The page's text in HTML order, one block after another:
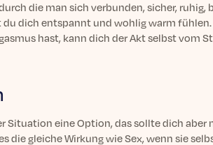
die man sich verbunden, sicher,
dich entspannt und wohlig warm
hast, kann dich der Akt selbst vom
Situation eine Option, das sollte dich aber
die gleiche Wirkung wie Sex, wenn sie